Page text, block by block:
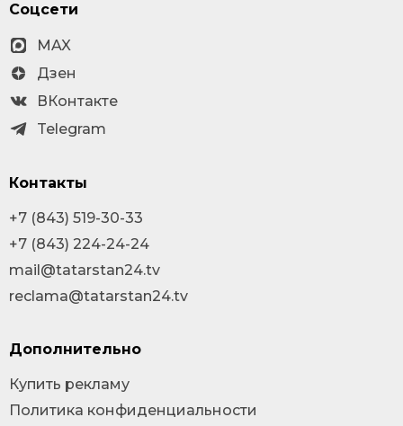
Соцсети
MAX
Дзен
ВКонтакте
Telegram
Контакты
+7 (843) 519-30-33
+7 (843) 224-24-24
mail@tatarstan24.tv
reclama@tatarstan24.tv
Дополнительно
Купить рекламу
Политика конфиденциальности